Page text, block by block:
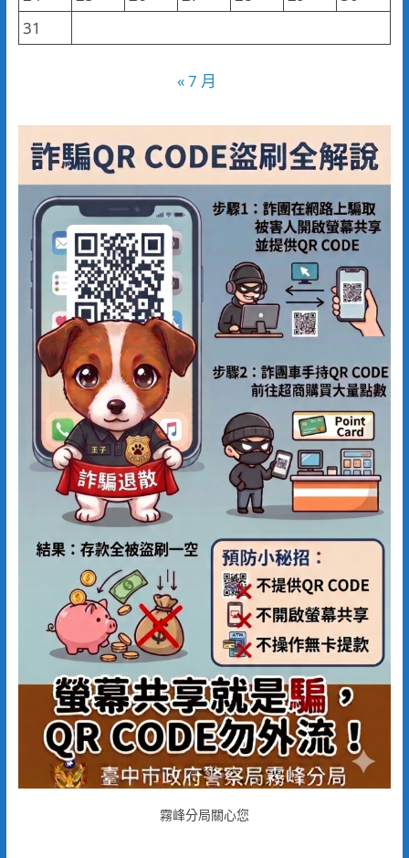
31
« 7 月
霧峰分局關心您